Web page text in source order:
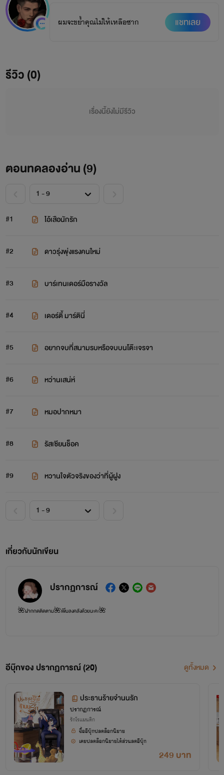
ผมจะขย้ำคุณไม่ให้เหลือซาก แชทเลย
รีวิว (0)
เรื่องนี้ยังไม่มีรีวิว
ตอนทดลองอ่าน (9)
#1 ไอ้เสือนักรัก
#2 ดาวรุ่งพุ่งแรงคนใหม่
#3 บาร์เทนเดอร์มือรางวัล
#4 เดอร์ตี้ มาร์ตินี่
#5 อยากจบที่สนามรบหรือจบบนโต๊ะเจรจา
#6 หว่านเสน่ห์
#7 หมอปากหมา
#8 รัสเซียนช็อค
#9 หวานใจตัวจริงของว่าที่ผู้ฝูง
เกี่ยวกับนักเขียน
ปรากฏการณ์
🌺ฝากกดติดตาม🌺เพิ่มลงคลังด้วยนะคะ🌺
อีบุ๊กของ ปรากฏการณ์ (20) ดูทั้งหมด
ประธานร้ายจำนนรัก
ปรากฏการณ์
รักโรแมนติก
249 บาท
ซื้ออีบุ๊กปลดล็อกนิยาย
เคยปลดล็อกนิยายได้ส่วนลดอีบุ๊ก